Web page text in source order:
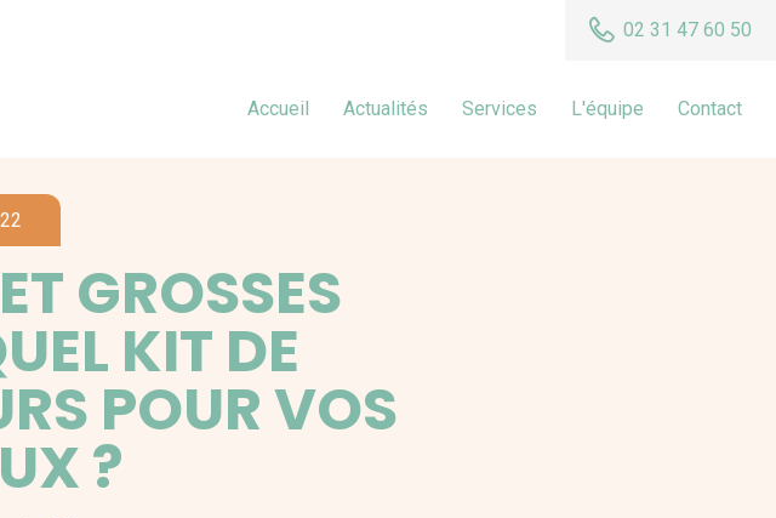
02 31 47 60 50
Accueil Actualités Services L'équipe Contact
GROSSES
KIT DE
POUR VOS
?